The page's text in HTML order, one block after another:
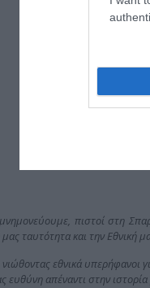
πιστοί στη
μας ταυτότητα και την Εθνική
εθνικά υπερήφανοι
ευθύνη απέναντι στην